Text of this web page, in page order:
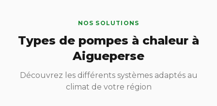
NOS SOLUTIONS
Types de pompes à chaleur à
Aigueperse
Découvrez les différents systèmes adaptés au
climat de votre région